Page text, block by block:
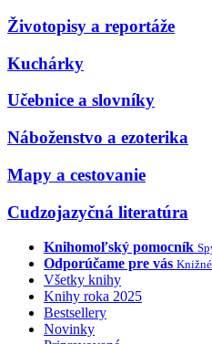
Životopisy a reportáže
Kuchárky
Učebnice a slovníky
Náboženstvo a ezoterika
Mapy a cestovanie
Cudzojazyčná literatúra
Knihomoľský pomocník
Odporúčame pre vás
Všetky knihy
Knihy roka 2025
Bestsellery
Novinky